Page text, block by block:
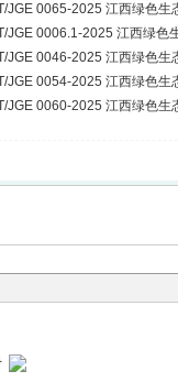
JGE 0065-2025 江西绿色生
JGE 0006.1-2025 江西绿色
JGE 0046-2025 江西绿色生
JGE 0054-2025 江西绿色生
JGE 0060-2025 江西绿色生